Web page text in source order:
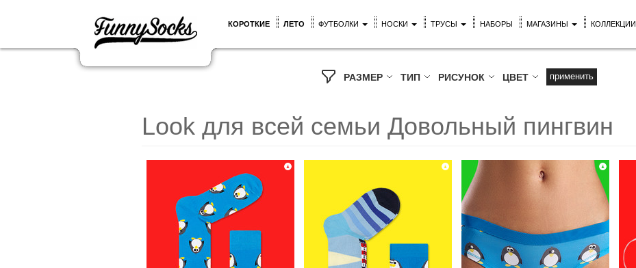
КОРОТКИЕ ЛЕТО ФУТБОЛКИ НОСКИ ТРУСЫ НАБОРЫ МАГАЗИНЫ КОЛЛЕКЦИИ
РАЗМЕР ТИП РИСУНОК ЦВЕТ применить
Look для всей семьи Довольный пингвин